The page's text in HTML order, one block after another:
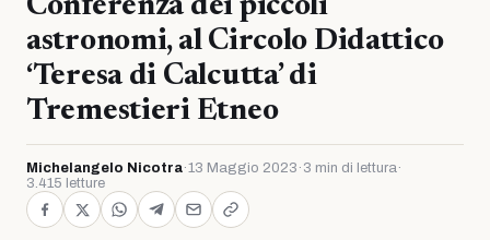
Conferenza dei piccoli
astronomi, al Circolo Didattico
‘Teresa di Calcutta’ di
Tremestieri Etneo
Michelangelo Nicotra·13 Maggio 2023 · 3 min di lettura·
3.415 letture